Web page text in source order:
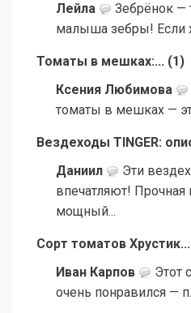
Лейла
Зебрёнок —
малыша зебры! Если
Томаты в мешках:... (1 )
Ксения Любимова
томаты в мешках —
Вездеходы TINGER:
Даниил
Эти
впечатляют! Прочная
мощный...
Сорт томатов Хрустик...
Иван Карпов
Этот
очень понравился —